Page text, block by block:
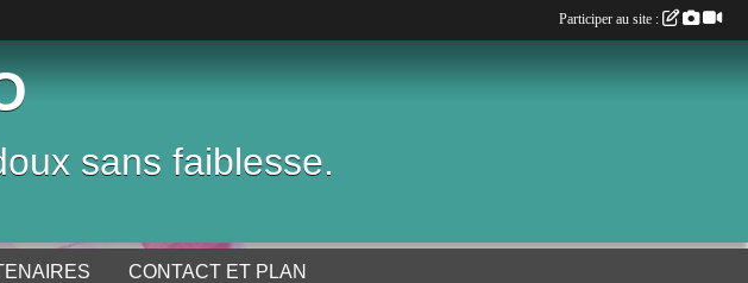
sans faiblesse.
CONTACT ET PLAN
Participer au site :